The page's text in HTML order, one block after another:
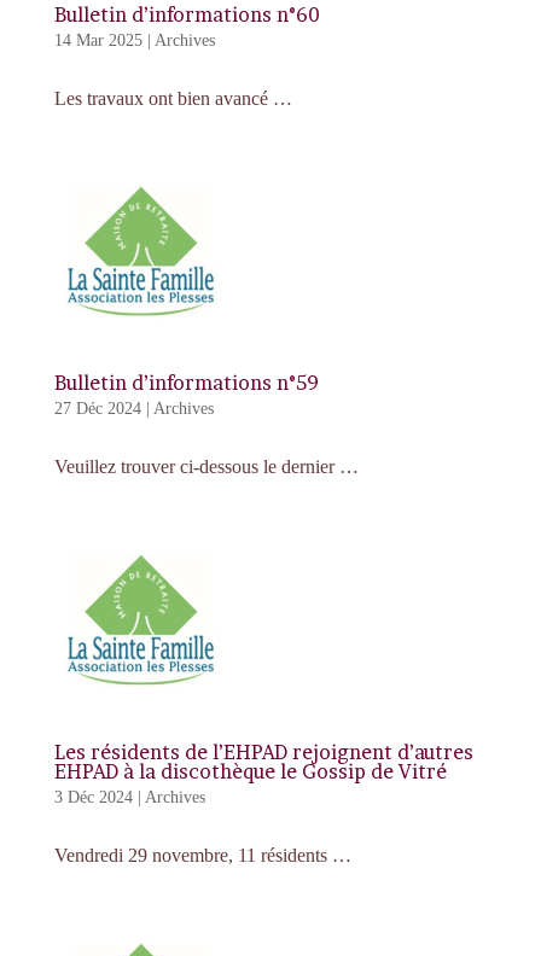
Bulletin d’informations n°60
14 Mar 2025| Archives
Les travaux ont bien avancé …
Bulletin d’informations n°59
27 Déc 2024| Archives
Veuillez trouver ci-dessous le dernier …
Les résidents de l’EHPAD rejoignent d’autres
EHPAD à la discothèque le Gossip de Vitré
3 Déc 2024| Archives
Vendredi 29 novembre, 11 résidents …